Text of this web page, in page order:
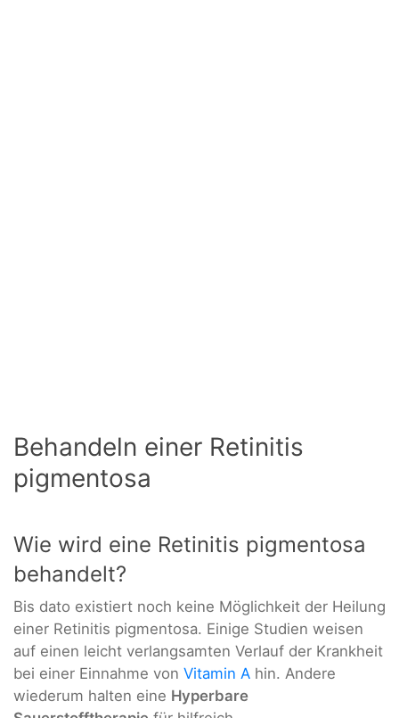
Behandeln einer Retinitis
pigmentosa
Wie wird eine Retinitis pigmentosa
behandelt?
Bis dato existiert noch keine Möglichkeit der Heilung
einer Retinitis pigmentosa. Einige Studien weisen
auf einen leicht verlangsamten Verlauf der Krankheit
bei einer Einnahme von Vitamin A hin. Andere
wiederum halten eine Hyperbare